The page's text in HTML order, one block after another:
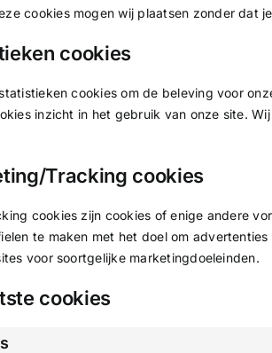
cookies mogen wij plaatsen zonder dat
cookies
cookies om de beleving voor
inzicht in het gebruik van onze site.
Tracking cookies
cookies zijn cookies of enige andere
te maken met het doel om
voor soortgelijke marketingdoeleinden.
cookies